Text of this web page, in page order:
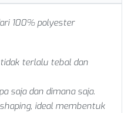
100% polyester
terlalu tebal dan
saja dan dimana saja.
ideal membentuk